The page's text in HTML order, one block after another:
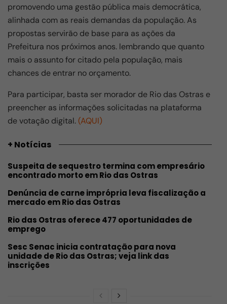
promovendo uma gestão pública mais democrática,
alinhada com as reais demandas da população. As
propostas servirão de base para as ações da
Prefeitura nos próximos anos. lembrando que quanto
mais o assunto for citado pela população, mais
chances de entrar no orçamento.
Para participar, basta ser morador de Rio das Ostras e
preencher as informações solicitadas na plataforma
de votação digital. (AQUI)
+ Notícias
Suspeita de sequestro termina com empresário
encontrado morto em Rio das Ostras
Denúncia de carne imprópria leva fiscalização a
mercado em Rio das Ostras
Rio das Ostras oferece 477 oportunidades de
emprego
Sesc Senac inicia contratação para nova
unidade de Rio das Ostras; veja link das
inscrições